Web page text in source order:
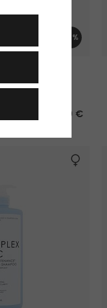
-6%
Nº.5
od 22,00 €